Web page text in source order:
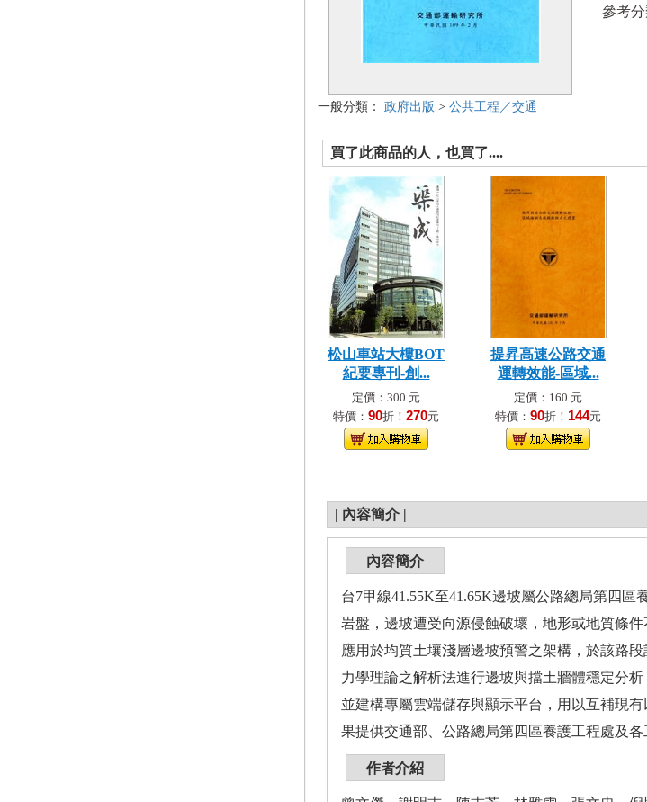
一般分類： 政府出版 > 公共工程／交通
參考分
買了此商品的人，也買了....
松山車站大樓BOT
紀要專刊-創...
定價：300 元
特價： 90折！ 270元
提昇高速公路交通
運轉效能-區域...
定價：160 元
特價： 90折！ 144元
| 內容簡介 |
內容簡介
台7甲線41.55K至41.65K邊坡屬公路總局第四
岩盤，邊坡遭受向源侵蝕破壞，地形或地質條
應用於均質土壤淺層邊坡預警之架構，於該路
力學理論之解析法進行邊坡與擋土牆體穩定分
並建構專屬雲端儲存與顯示平台，用以互補現
果提供交通部、公路總局第四區養護工程處及
作者介紹